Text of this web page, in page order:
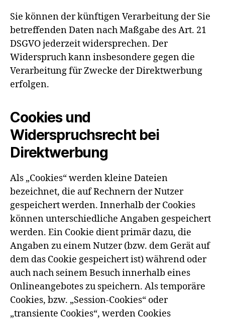
Sie können der künftigen Verarbeitung der Sie
betreffenden Daten nach Maßgabe des Art. 21
DSGVO jederzeit widersprechen. Der
Widerspruch kann insbesondere gegen die
Verarbeitung für Zwecke der Direktwerbung
erfolgen.
Cookies und
Widerspruchsrecht bei
Direktwerbung
Als „Cookies“ werden kleine Dateien
bezeichnet, die auf Rechnern der Nutzer
gespeichert werden. Innerhalb der Cookies
können unterschiedliche Angaben gespeichert
werden. Ein Cookie dient primär dazu, die
Angaben zu einem Nutzer (bzw. dem Gerät auf
dem das Cookie gespeichert ist) während oder
auch nach seinem Besuch innerhalb eines
Onlineangebotes zu speichern. Als temporäre
Cookies, bzw. „Session-Cookies“ oder
„transiente Cookies“, werden Cookies